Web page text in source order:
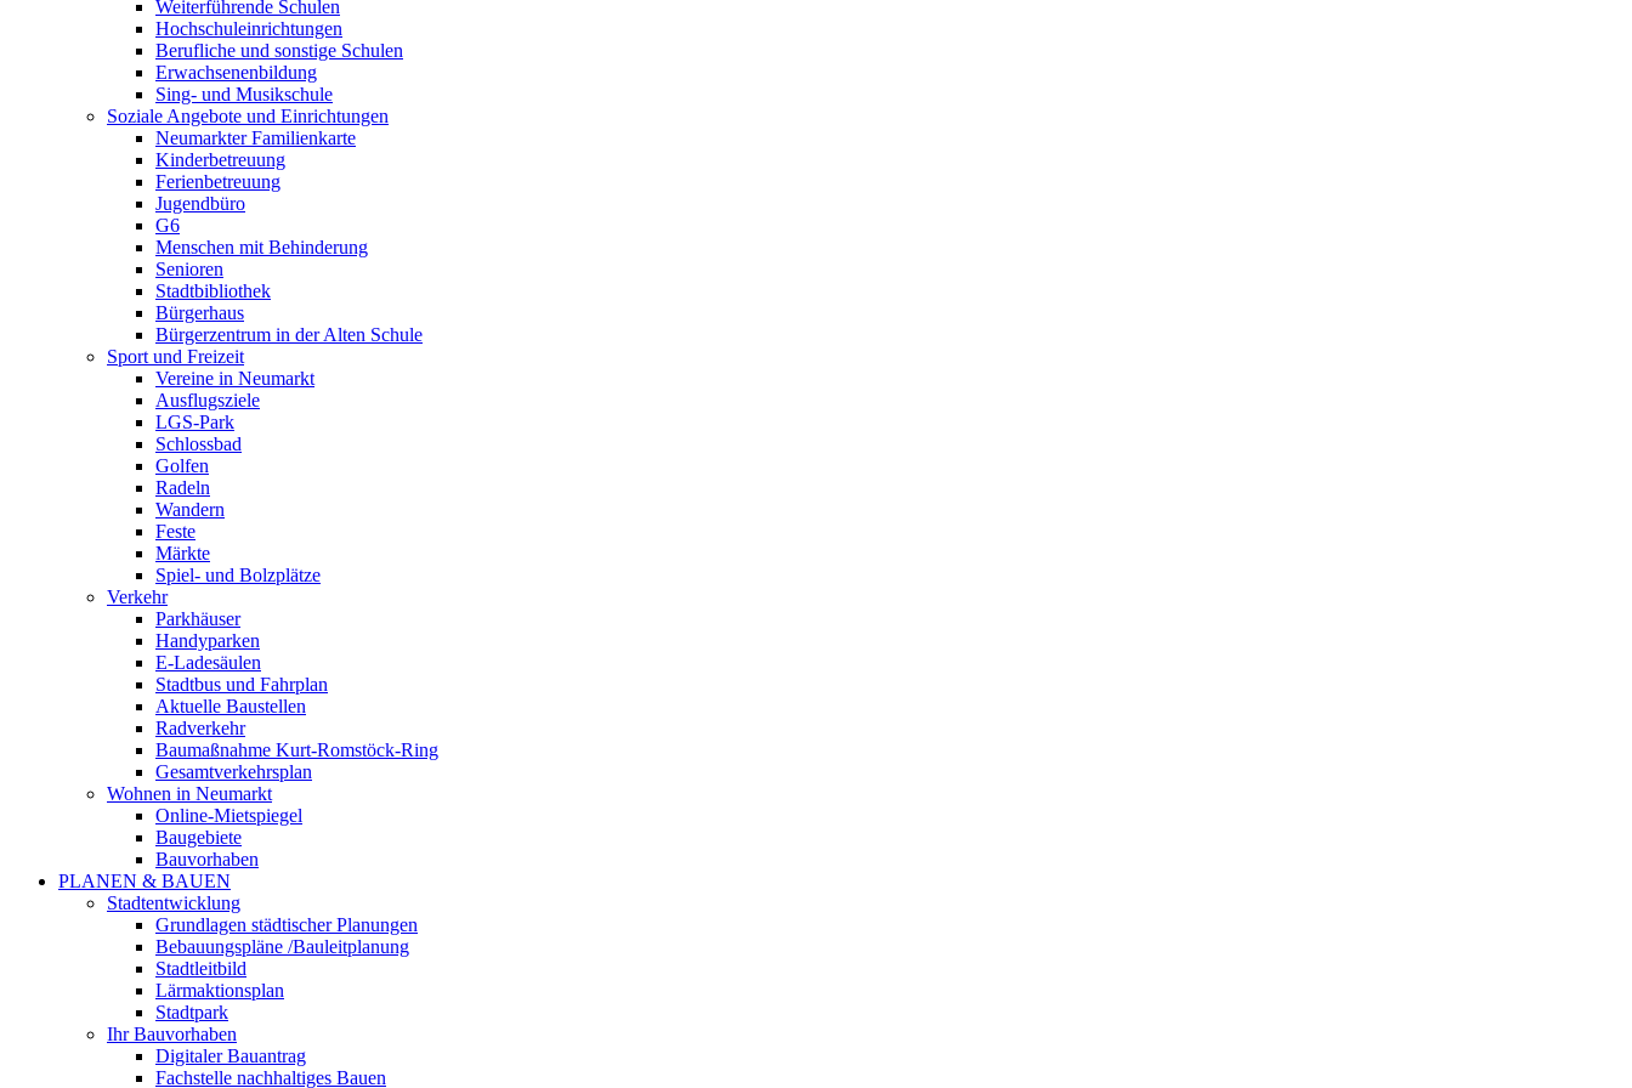
Weiterführende Schulen
Hochschuleinrichtungen
Berufliche und sonstige Schulen
Erwachsenenbildung
Sing- und Musikschule
Soziale Angebote und Einrichtungen
Neumarkter Familienkarte
Kinderbetreuung
Ferienbetreuung
Jugendbüro
G6
Menschen mit Behinderung
Senioren
Stadtbibliothek
Bürgerhaus
Bürgerzentrum in der Alten Schule
Sport und Freizeit
Vereine in Neumarkt
Ausflugsziele
LGS-Park
Schlossbad
Golfen
Radeln
Wandern
Feste
Märkte
Spiel- und Bolzplätze
Verkehr
Parkhäuser
Handyparken
E-Ladesäulen
Stadtbus und Fahrplan
Aktuelle Baustellen
Radverkehr
Baumaßnahme Kurt-Romstöck-Ring
Gesamtverkehrsplan
Wohnen in Neumarkt
Online-Mietspiegel
Baugebiete
Bauvorhaben
PLANEN & BAUEN
Stadtentwicklung
Grundlagen städtischer Planungen
Bebauungspläne /Bauleitplanung
Stadtleitbild
Lärmaktionsplan
Stadtpark
Ihr Bauvorhaben
Digitaler Bauantrag
Fachstelle nachhaltiges Bauen